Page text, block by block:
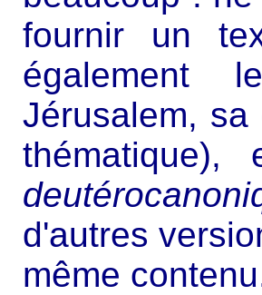
fournir un
également
Jérusalem, sa
d'autres
même